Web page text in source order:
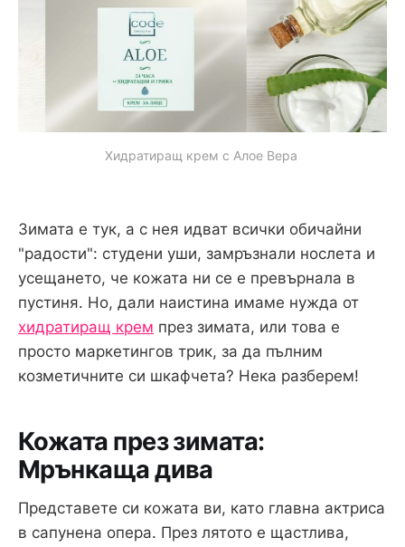
Хидратиращ крем с Алое Вера
Зимата е тук, а с нея идват всички обичайни
"радости": студени уши, замръзнали нослета и
усещането, че кожата ни се е превърнала в
пустиня. Но, дали наистина имаме нужда от
хидратиращ крем през зимата, или това е
просто маркетингов трик, за да пълним
козметичните си шкафчета? Нека разберем!
Кожата през зимата:
Мрънкаща дива
Представете си кожата ви, като главна актриса
в сапунена опера. През лятото е щастлива,